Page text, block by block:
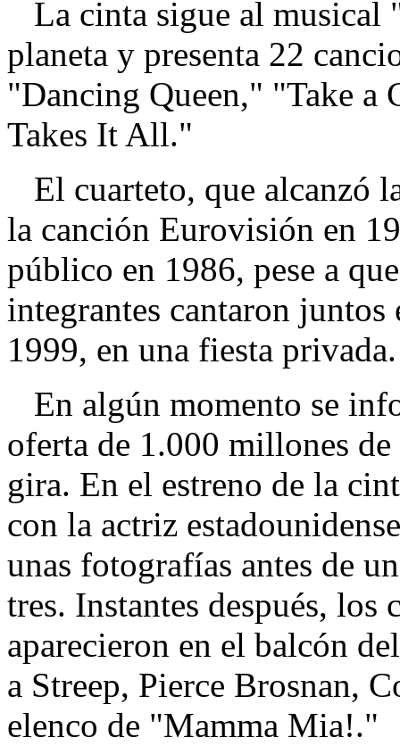
La cinta sigue al musical
planeta y presenta 22
"Dancing Queen," "Take a
Takes It All."
El cuarteto, que alcanzó
la canción Eurovisión en
público en 1986, pese a
integrantes cantaron
1999, en una fiesta privada.
En algún momento se
oferta de 1.000 millones
gira. En el estreno de la
con la actriz
unas fotografías antes de
tres. Instantes después, los
aparecieron en el balcón
a Streep, Pierce Brosnan,
elenco de "Mamma Mia!."